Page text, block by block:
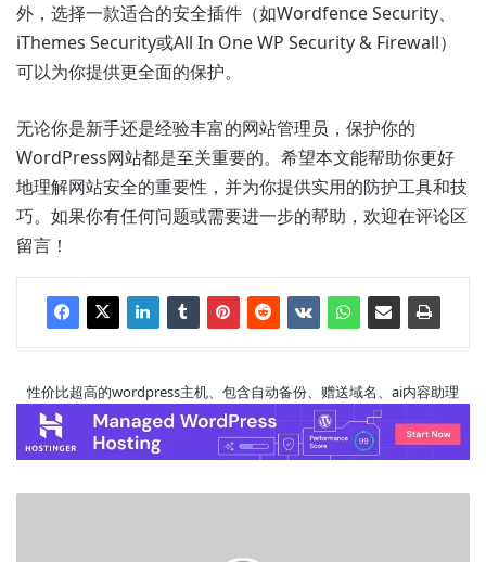
外，选择一款适合的安全插件（如Wordfence Security、
iThemes Security或All In One WP Security & Firewall）
可以为你提供更全面的保护。
无论你是新手还是经验丰富的网站管理员，保护你的
WordPress网站都是至关重要的。希望本文能帮助你更好
地理解网站安全的重要性，并为你提供实用的防护工具和技
巧。如果你有任何问题或需要进一步的帮助，欢迎在评论区
留言！
性价比超高的wordpress主机、包含自动备份、赠送域名、ai内容助理